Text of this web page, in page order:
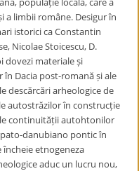
a limbii române. Desigur în
istorici ca Constantin
Nicolae Stoicescu, D.
dovezi materiale și
Dacia post-romană și ale
descărcări arheologice de
autostrăzilor în construcție
continuității autohtonilor
danubiano pontic în
încheie etnogeneza
aduc un lucru nou,